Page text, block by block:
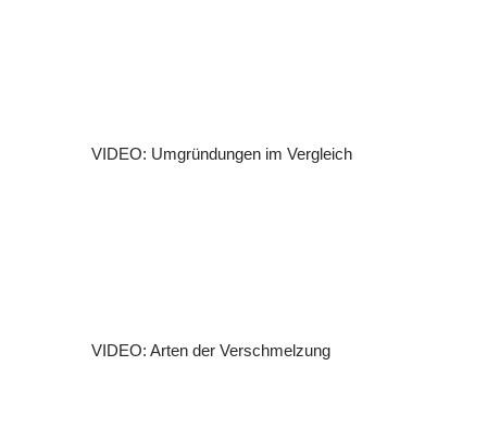
VIDEO: Umgründungen im Vergleich
VIDEO: Arten der Verschmelzung